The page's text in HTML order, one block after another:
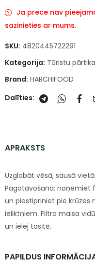
Ja prece nav
sazinieties ar mums.
SKU: 4820445722291
Kategorija: Tūristu
Brand: HARCHIFOOD
Dalīties:
APRAKSTS
Uzglabāt vēsā, sausā
Pagatavošana: noņemiet
un piestipriniet pie
ieliktņiem. Filtra maisa
un ielej tasītē.
PAPILDUS